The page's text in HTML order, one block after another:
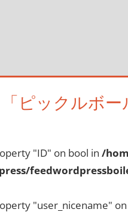
ピックルボー
"ID" on bool in /
"user_nicename"